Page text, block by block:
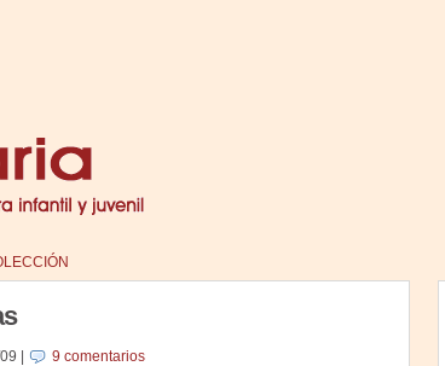
9 comentarios